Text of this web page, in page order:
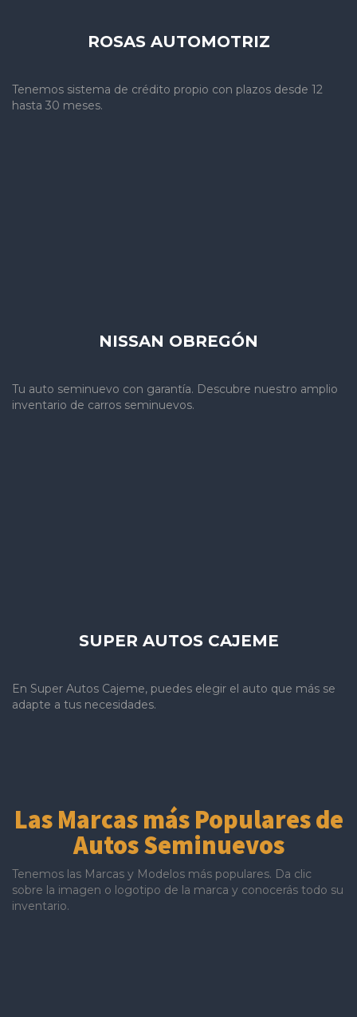
ROSAS AUTOMOTRIZ
Tenemos sistema de crédito propio con plazos desde 12
hasta 30 meses.
NISSAN OBREGÓN
Tu auto seminuevo con garantía. Descubre nuestro amplio
inventario de carros seminuevos.
SUPER AUTOS CAJEME
En Super Autos Cajeme, puedes elegir el auto que más se
adapte a tus necesidades.
Las Marcas más Popularesde
Autos Seminuevos
Tenemos las Marcas y Modelos más populares. Da clic
sobre la imagen o logotipo de la marca y conocerás todo su
inventario.